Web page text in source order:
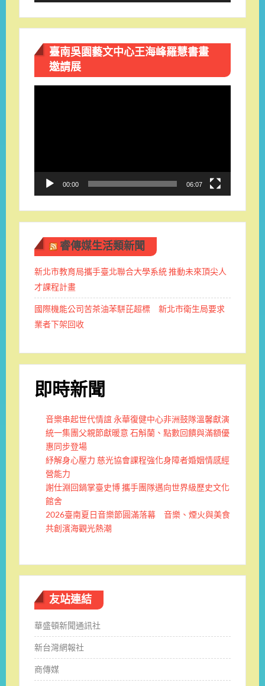
臺南吳園藝文中心王海峰羅慧書畫
邀請展
00:00 06:07
睿傳媒生活類新聞
新北市教育局攜手臺北聯合大學系統 推動未來頂尖人
才課程計畫
國際機能公司苦茶油苯駢芘超標 新北市衛生局要求
業者下架回收
即時新聞
音樂串起世代情誼 永華復健中心非洲鼓隊溫馨獻演
統一集團父親節獻暖意 石斛蘭、點數回饋與滿額優
惠同步登場
紓解身心壓力 慈光協會課程強化身障者婚姻情感經
營能力
謝仕淵回鍋掌臺史博 攜手團隊邁向世界級歷史文化
館舍
2026臺南夏日音樂節圓滿落幕 音樂、煙火與美食
共創濱海觀光熱潮
友站連結
華盛頓新聞通訊社
新台灣網報社
商傳媒